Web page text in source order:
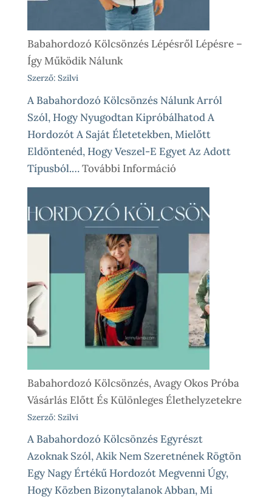
Babahordozó Kölcsönzés Lépésről Lépésre –
Így Működik Nálunk
Szerző: Szilvi
A Babahordozó Kölcsönzés Nálunk Arról
Szól, Hogy Nyugodtan Kipróbálhatod A
Hordozót A Saját Életetekben, Mielőtt
Eldöntenéd, Hogy Veszel-E Egyet Az Adott
Típusból.…További Információ:
Babahordozó
Kölcsönzés
Lépésről
Lépésre
Így
Működik
Nálunk
Babahordozó Kölcsönzés, Avagy Okos Próba
Vásárlás Előtt És Különleges Élethelyzetekre
Szerző: Szilvi
A Babahordozó Kölcsönzés Egyrészt
Azoknak Szól, Akik Nem Szeretnének Rögtön
Egy Nagy Értékű Hordozót Megvenni Úgy,
Hogy Közben Bizonytalanok Abban, Mi